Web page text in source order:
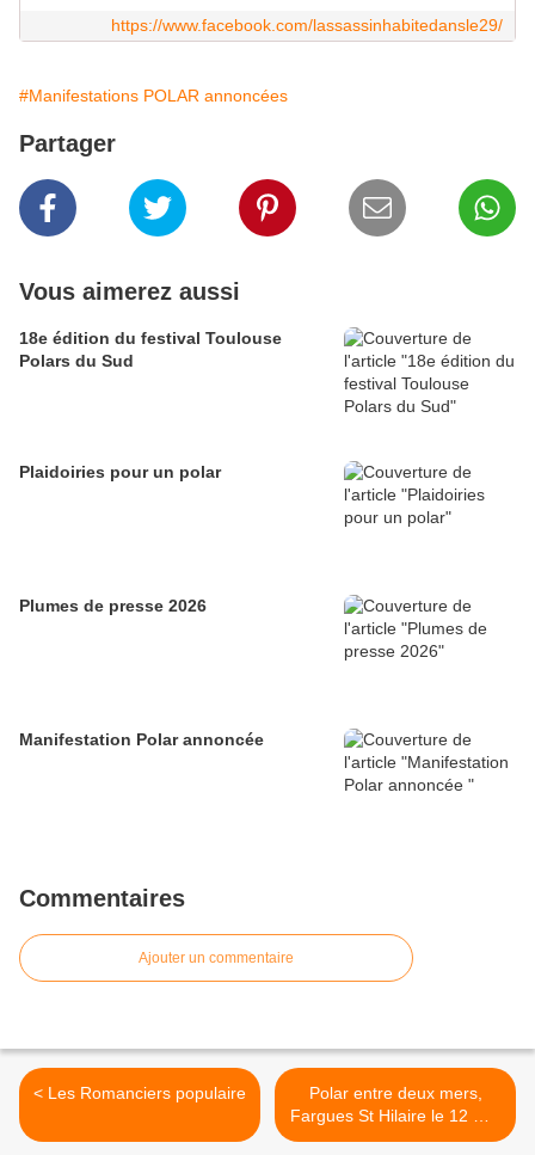
https://www.facebook.com/lassassinhabitedansle29/
#Manifestations POLAR annoncées
Partager
Vous aimerez aussi
18e édition du festival Toulouse
Polars du Sud
Plaidoiries pour un polar
Plumes de presse 2026
Manifestation Polar annoncée
Commentaires
Ajouter un commentaire
< Les Romanciers populaire
Polar entre deux mers,
Fargues St Hilaire le 12 mai
>